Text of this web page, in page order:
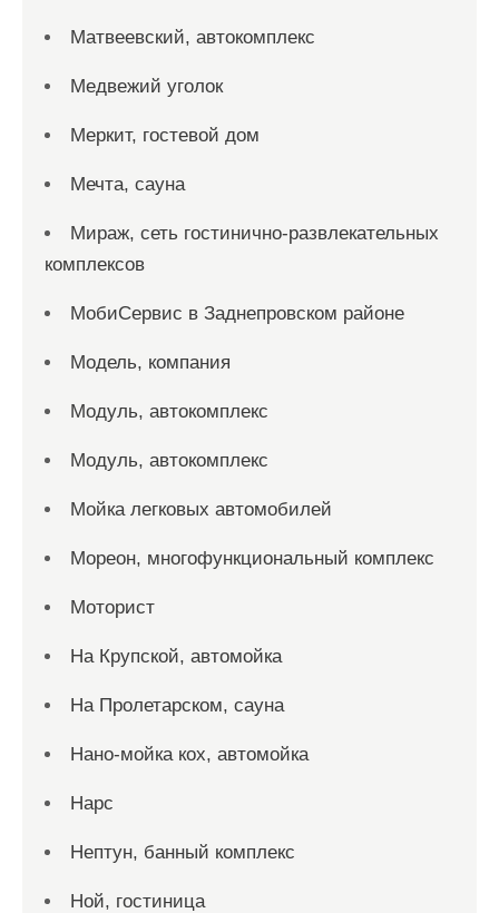
Матвеевский, автокомплекс
Медвежий уголок
Меркит, гостевой дом
Мечта, сауна
Мираж, сеть гостинично-развлекательных
комплексов
МобиСервис в Заднепровском районе
Модель, компания
Модуль, автокомплекс
Модуль, автокомплекс
Мойка легковых автомобилей
Мореон, многофункциональный комплекс
Моторист
На Крупской, автомойка
На Пролетарском, сауна
Нано-мойка кох, автомойка
Нарс
Нептун, банный комплекс
Ной, гостиница